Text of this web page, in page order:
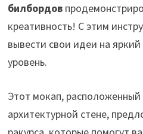
билбордов
креативность! С этим
вывести свои идеи на
уровень.
Этот мокап,
архитектурной стене,